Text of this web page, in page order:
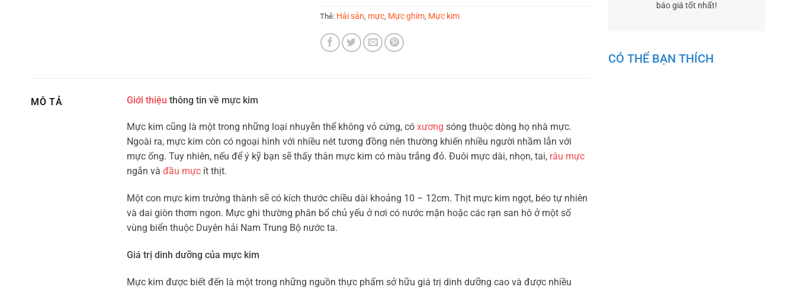
báo giá tốt nhất!
CÓ THỂ BẠN THÍCH
Thẻ: Hải sản mực, Mực ghim, Mực kim
MÔ TẢ Giới thiệu thông tin về mực kim
Mực kim cũng là một trong những loại nhuyễn thể không vỏ cứng, cóxương sóng thuộc dòng họ nhà mực.
Ngoài ra, mực kim còn có ngoại hình với nhiều nét tương đồng nên thường khiến nhiều người nhầm lẫn với
mực ống. Tuy nhiên, nếu để ý kỹ bạn sẽ thấy thân mực kim có màu trắng đỏ. Đuôi mực dài, nhọn, tai, râu mực
ngắn vàđầu mực ít thịt.
Một con mực kim trưởng thành sẽ có kích thước chiều dài khoảng 10 – 12cm. Thịt mực kim ngọt, béo tự nhiên
và dai giòn thơm ngon. Mực ghi thường phân bổ chủ yếu ở nơi có nước mặn hoặc các rạn san hô ở một số
vùng biển thuộc Duyên hải Nam Trung Bộ nước ta.
Giá trị dinh dưỡng của mực kim
Mực kim được biết đến là một trong những nguồn thực phẩm sở hữu giá trị dinh dưỡng cao và được nhiều